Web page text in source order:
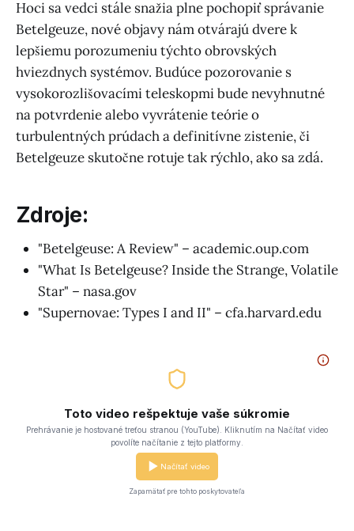
Hoci sa vedci stále snažia plne pochopiť správanie
Betelgeuze, nové objavy nám otvárajú dvere k
lepšiemu porozumeniu týchto obrovských
hviezdnych systémov. Budúce pozorovanie s
vysokorozlišovacími teleskopmi bude nevyhnutné
na potvrdenie alebo vyvrátenie teórie o
turbulentných prúdach a definitívne zistenie, či
Betelgeuze skutočne rotuje tak rýchlo, ako sa zdá.
Zdroje:
"Betelgeuse: A Review" – academic.oup.com
"What Is Betelgeuse? Inside the Strange, Volatile
Star" – nasa.gov
"Supernovae: Types I and II" – cfa.harvard.edu
Toto video rešpektuje vaše súkromie
Prehrávanie je hostované treťou stranou (YouTube). Kliknutím na Načítať video
povolíte načítanie z tejto platformy.
Načítať video
Zapamätať pre tohto poskytovateľa